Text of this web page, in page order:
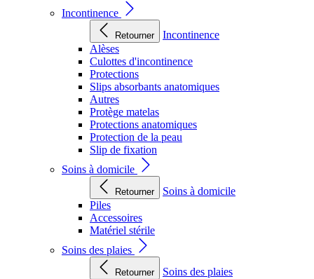
Incontinence
Retourner
Incontinence
Alèses
Culottes d'incontinence
Protections
Slips absorbants anatomiques
Autres
Protège matelas
Protections anatomiques
Protection de la peau
Slip de fixation
Soins à domicile
Retourner
Soins à domicile
Piles
Accessoires
Matériel stérile
Soins des plaies
Retourner
Soins des plaies